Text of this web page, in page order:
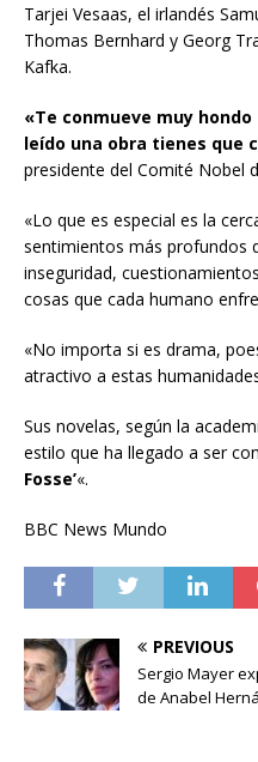
Tarjei Vesaas, el irlandés
Thomas Bernhard y Georg
Kafka.
«Te conmueve muy
leído una obra tienes que
presidente del Comité Nobel
«Lo que es especial es la
sentimientos más profundos
inseguridad,
cosas que cada humano
«No importa si es drama,
atractivo a estas
Sus novelas, según la
estilo que ha llegado a ser
Fosse’«.
BBC News Mundo
PREVIOUS
Sergio Mayer
de Anabel